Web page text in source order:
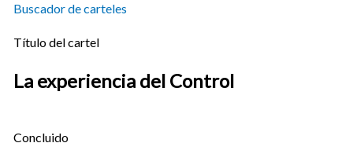
Buscador de carteles
Título del cartel
La experiencia del Control
Concluido